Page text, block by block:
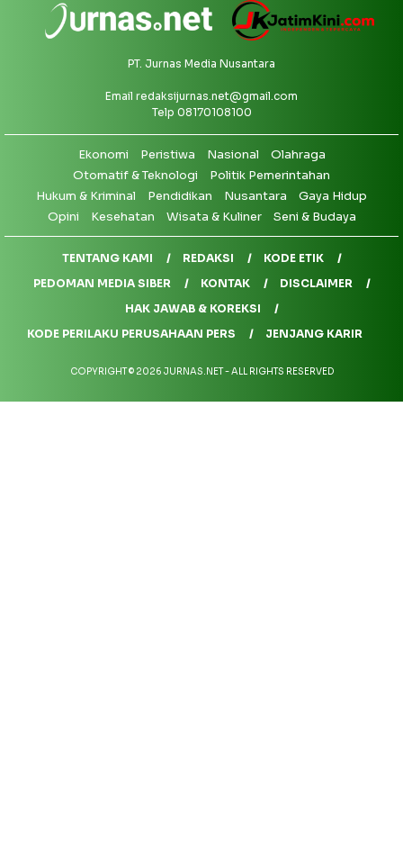
PT. Jurnas Media Nusantara
Email redaksijurnas.net@gmail.com
Telp 08170108100
Ekonomi Peristiwa Nasional
Olahraga
Otomatif & Teknologi
Politik Pemerintahan
Hukum & Kriminal
Pendidikan Nusantara
Gaya Hidup
Opini
Kesehatan Wisata & Kuliner Seni & Budaya
TENTANG KAMI REDAKSI
KODE ETIK
PEDOMAN MEDIA SIBER
KONTAK
DISCLAIMER
HAK JAWAB & KOREKSI
KODE PERILAKU PERUSAHAAN PERS
JENJANG KARIR
COPYRIGHT © 2026 JURNAS.NET - ALL RIGHTS RESERVED